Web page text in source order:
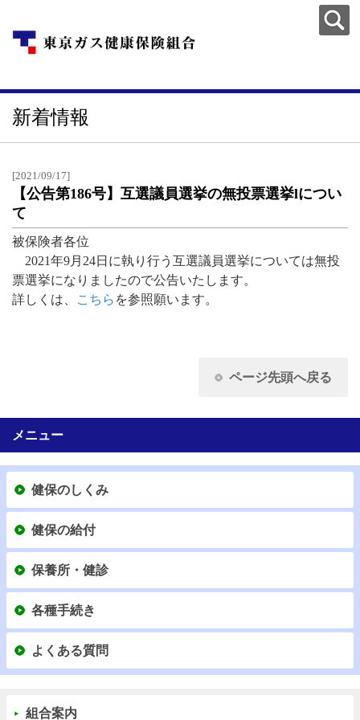
新着情報
[2021/09/17]
【公告第186号】互選議員選挙の無投票選挙lについ
て
被保険者各位
2021年9月24日に執り行う互選議員選挙については無投
票選挙になりましたので公告いたします。
詳しくは、
こちら を参照願います。
ページ先頭へ戻る
メニュー
健保のしくみ
健保の給付
保養所・健診
各種手続き
よくある質問
組合案内